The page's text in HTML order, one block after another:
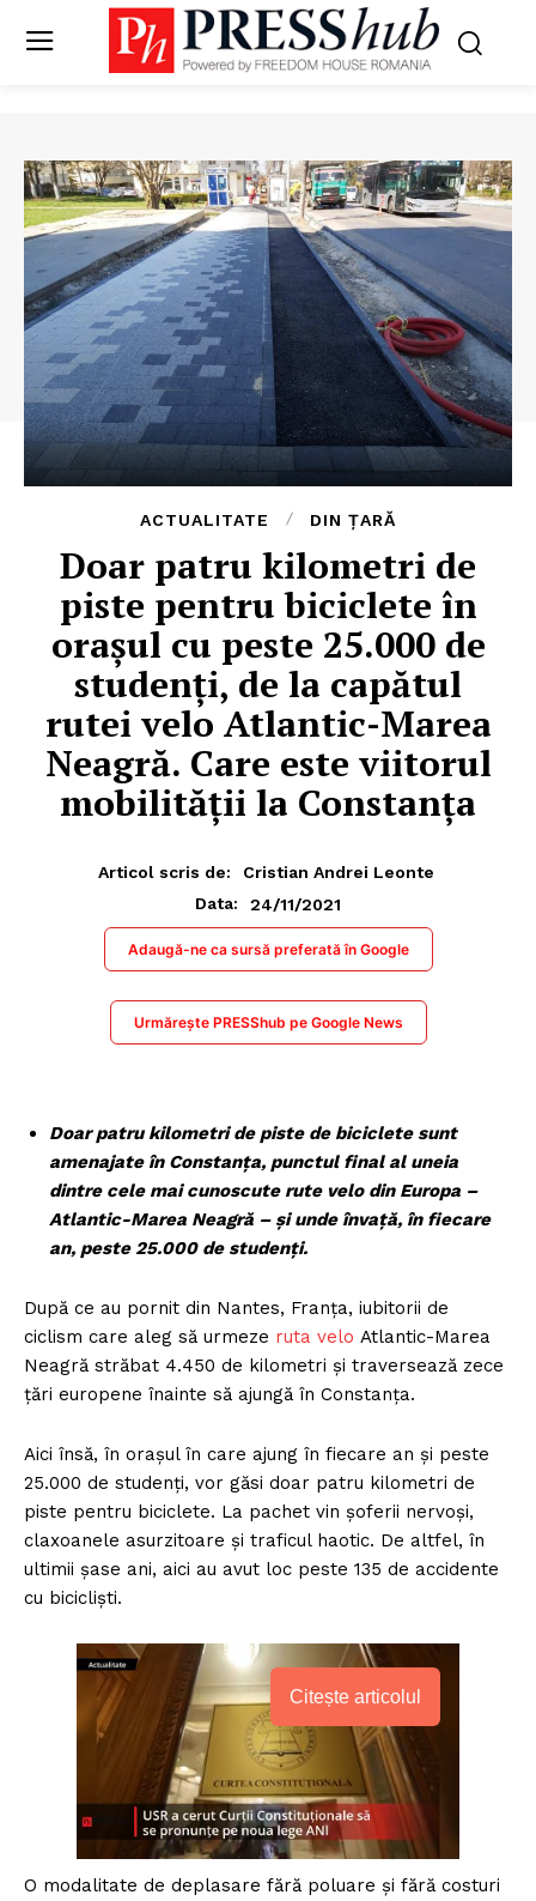
ACTUALITATE DIN ȚARĂ
Doar patru kilometri de
piste pentru biciclete în
orașul cu peste 25.000 de
studenți, de la capătul
rutei velo Atlantic-Marea
Neagră. Care este viitorul
mobilității la Constanța
Articol scris de:
Cristian Andrei Leonte
Data:
24/11/2021
Adaugă-ne ca sursă preferată în Google
Urmărește PRESShub pe Google News
Doar patru kilometri de piste de biciclete sunt
amenajate în Constanța, punctul final al uneia
dintre cele mai cunoscute rute velo din Europa –
Atlantic-Marea Neagră – și unde învață, în fiecare
an, peste 25.000 de studenți.
După ce au pornit din Nantes, Franța, iubitorii de
ciclism care aleg să urmeze ruta velo Atlantic-Marea
Neagră străbat 4.450 de kilometri și traversează zece
țări europene înainte să ajungă în Constanța.
Aici însă, în orașul în care ajung în fiecare an și peste
25.000 de studenți, vor găsi doar patru kilometri de
piste pentru biciclete. La pachet vin șoferii nervoși,
claxoanele asurzitoare și traficul haotic. De altfel, în
ultimii șase ani, aici au avut loc peste 135 de accidente
cu bicicliști.
Citește articolul
O modalitate de deplasare fără poluare și fără costuri